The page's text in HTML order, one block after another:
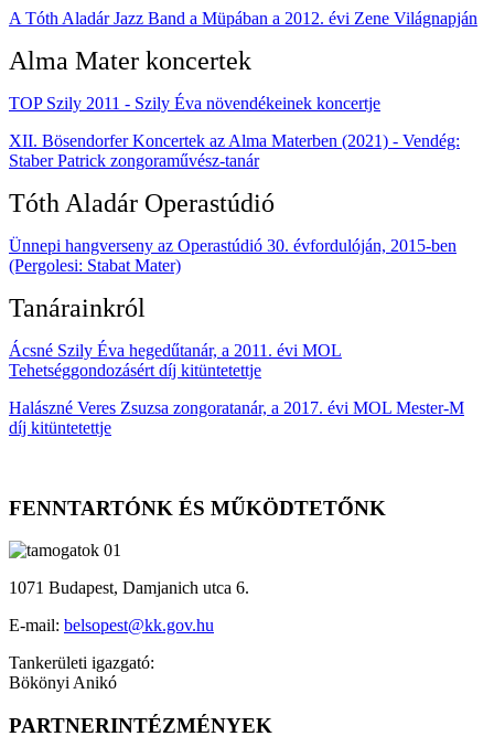
A Tóth Aladár Jazz Band a Müpában a 2012. évi Zene Világnapján
Alma Mater koncertek
TOP Szily 2011 - Szily Éva növendékeinek koncertje
XII. Bösendorfer Koncertek az Alma Materben (2021) - Vendég:
Staber Patrick zongoraművész-tanár
Tóth Aladár Operastúdió
Ünnepi hangverseny az Operastúdió 30. évfordulóján, 2015-ben
(Pergolesi: Stabat Mater)
Tanárainkról
Ácsné Szily Éva hegedűtanár, a 2011. évi MOL
Tehetséggondozásért díj kitüntetettje
Halászné Veres Zsuzsa zongoratanár, a 2017. évi MOL Mester-M
díj kitüntetettje
FENNTARTÓNK ÉS MŰKÖDTETŐNK
1071 Budapest, Damjanich utca 6.
E-mail: belsopest@kk.gov.hu
Tankerületi igazgató:
Bökönyi Anikó
PARTNERINTÉZMÉNYEK